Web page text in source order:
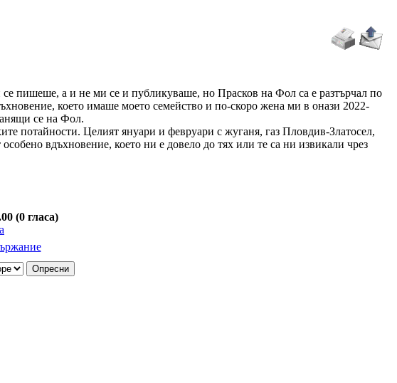
пишеше, а и не ми се и публикуваше, но Прасков на Фол са е разтърчал по
което имаше моето семейство и по-скоро жена ми в онази 2022-
се на Фол.
потайности. Целият януари и февруари с жуганя, газ Пловдив-Златосел,
вдъхновение, което ни е довело до тях или те са ни извикали чрез
(0 гласа)